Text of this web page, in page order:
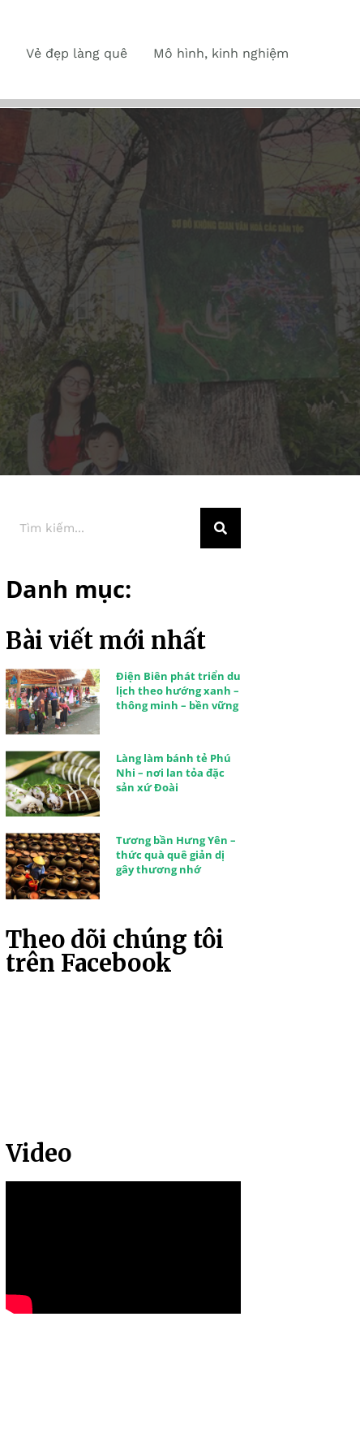
Vẻ đẹp làng quê Mô hình, kinh nghiệm
Danh mục:
Bài viết mới nhất
Điện Biên phát triển du
lịch theo hướng xanh –
thông minh – bền vững
Làng làm bánh tẻ Phú
Nhi – nơi lan tỏa đặc
sản xứ Đoài
Tương bần Hưng Yên –
thức quà quê giản dị
gây thương nhớ
Theo dõi chúng tôi
trên Facebook
Video